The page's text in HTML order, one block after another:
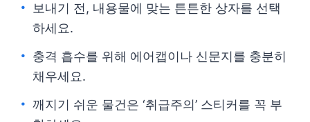
보내기 전, 내용물에 맞는 튼튼한 상자를 선택
하세요.
충격 흡수를 위해 에어캡이나 신문지를 충분히
채우세요.
깨지기 쉬운 물건은 ‘취급주의’ 스티커를 꼭 부